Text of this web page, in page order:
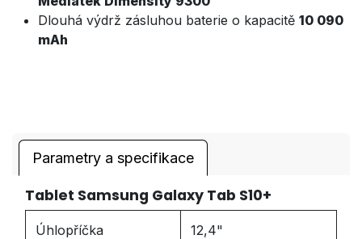
Dlouhá výdrž zásluhou baterie o kapacitě 10 090
mAh
Parametry a specifikace
Tablet Samsung Galaxy Tab S10+
Úhlopříčka 12,4"